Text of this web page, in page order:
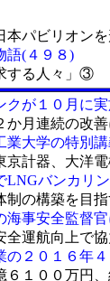
本パビリオン
語(４９８)
する人々」③
クが１０月に
か月連続の改善
業大学の特別
京計器、大洋
LNGバンカリ
制の構築を目
海事安全監督
全運航向上で協
の２０１６年
６１００万円